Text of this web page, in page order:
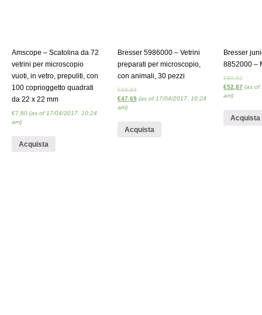
Amscope – Scatolina da 72
vetrini per microscopio
vuoti, in vetro, prepuliti, con
100 coprioggetto quadrati
da 22 x 22 mm
€7,80 (as of 17/04/2017, 10:24
am)
Acquista
Bresser 5986000 – Vetrini
preparati per microscopio,
con animali, 30 pezzi
€48,84
€47,69 (as of 17/04/2017, 10:24
am)
Acquista
Bresser
8852000 –
€60,62
€52,87 (as of
am)
Acquista